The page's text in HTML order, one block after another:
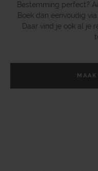
Bestemming perfect?
Boek dan eenvoudig
Daar vind je ook al je